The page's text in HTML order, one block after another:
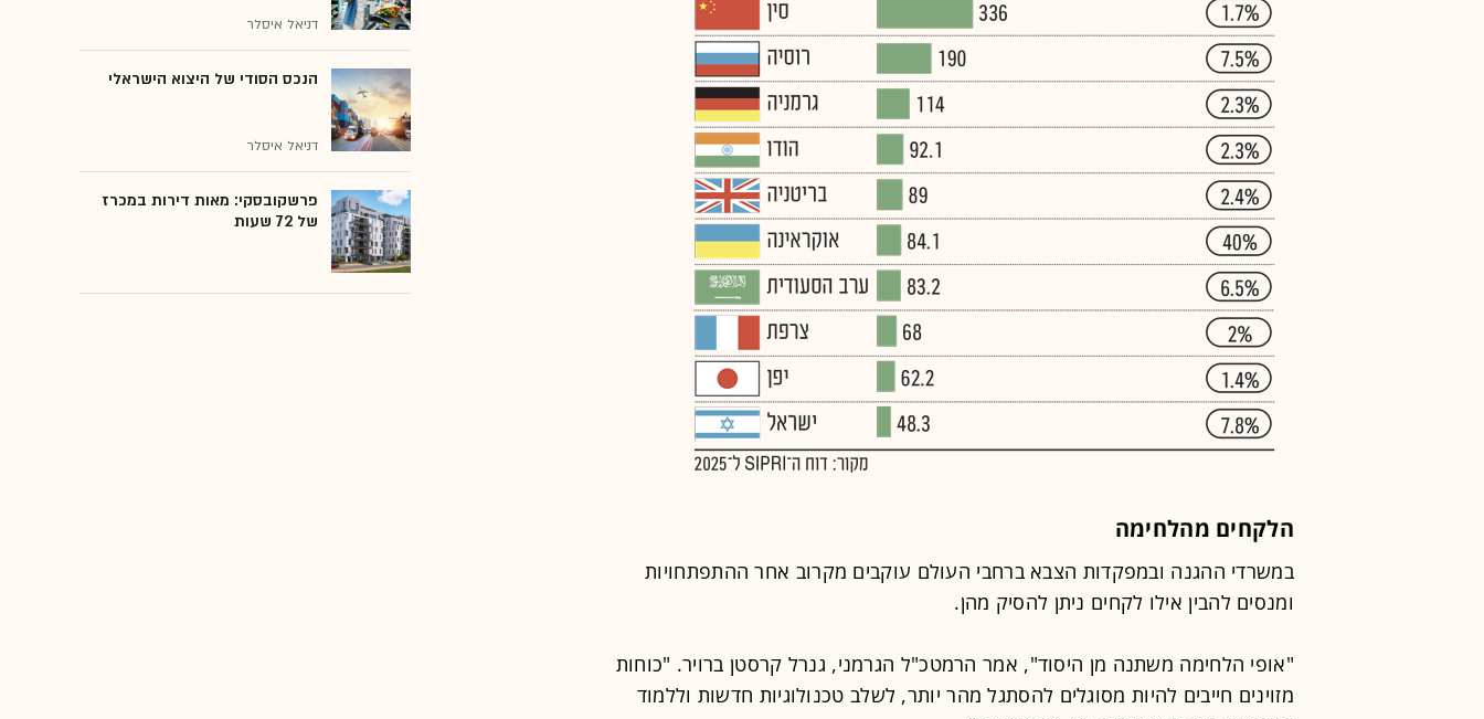
הלקחים מהלחימה
במשרדי ההגנה ובמפקדות הצבא ברחבי העולם עוקבים מקרוב אחר ההתפתחויות
ומנסים להבין אילו לקחים ניתן להסיק מהן.
"אופי הלחימה משתנה מן היסוד", אמר הרמטכ"ל הגרמני, גנרל קרסטן ברויר. "כוחות
מזוינים חייבים להיות מסוגלים להסתגל מהר יותר, לשלב טכנולוגיות חדשות וללמוד
דניאל איסלר
הנכס הסודי של היצוא הישראלי
דניאל איסלר
פרשקובסקי: מאות דירות במכרז
של 72 שעות